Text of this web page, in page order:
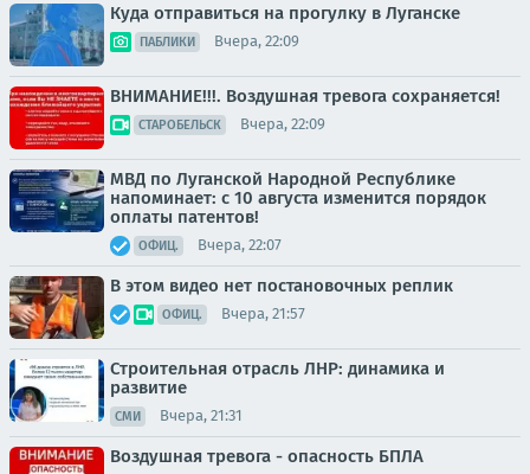
Куда отправиться на прогулку в Луганске
ПАБЛИКИ Вчера, 22:09
ВНИМАНИЕ!!!. Воздушная тревога сохраняется!
СТАРОБЕЛЬСК Вчера, 22:09
МВД по Луганской Народной Республике
напоминает: с 10 августа изменится порядок
оплаты патентов!
ОФИЦ. Вчера, 22:07
В этом видео нет постановочных реплик
ОФИЦ. Вчера, 21:57
Строительная отрасль ЛНР: динамика и
развитие
СМИ Вчера, 21:31
Воздушная тревога - опасность БПЛА